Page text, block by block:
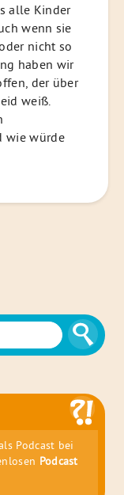
alle Kinder
wenn sie
nicht so
haben wir
der über
weiß.
wie würde
Podcast bei
Podcast